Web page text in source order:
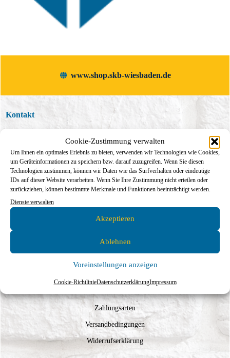
Cookie-Zustimmung verwalten
Um Ihnen ein optimales Erlebnis zu bieten, verwenden wir Technologien wie Cookies,
um Geräteinformationen zu speichern bzw. darauf zuzugreifen. Wenn Sie diesen
Technologien zustimmen, können wir Daten wie das Surfverhalten oder eindeutige
IDs auf dieser Website verarbeiten. Wenn Sie Ihre Zustimmung nicht erteilen oder
zurückziehen, können bestimmte Merkmale und Funktionen beeinträchtigt werden.
Dienste verwalten
Akzeptieren
Ablehnen
Voreinstellungen anzeigen
Cookie-RichtlinieDatenschutzerklärungImpressum
www.shop.skb-wiesbaden.de
Kontakt
Berta-Cramer-Ring 36 65205 Wiesbaden-Delkenheim
info@skb-wiesbaden.de
Schreiben Sie uns!
Zahlungsarten
Versandbedingungen
Widerrufserklärung